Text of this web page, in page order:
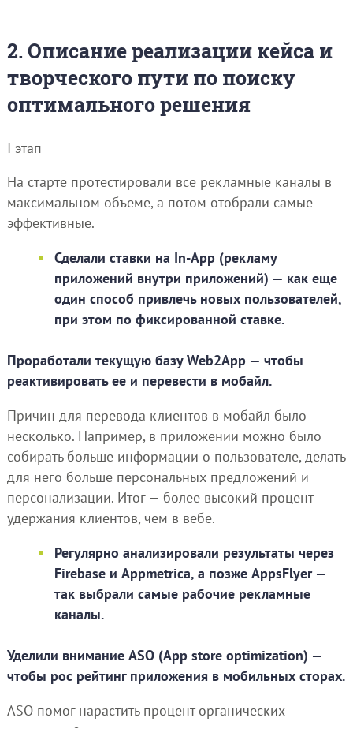
2. Описание реализации кейса и
творческого пути по поиску
оптимального решения
I этап
На старте протестировали все рекламные каналы в
максимальном объеме, а потом отобрали самые
эффективные.
Сделали ставки на In-App (рекламу
приложений внутри приложений) — как еще
один способ привлечь новых пользователей,
при этом по фиксированной ставке.
Проработали текущую базу Web2App — чтобы
реактивировать ее и перевести в мобайл.
Причин для перевода клиентов в мобайл было
несколько. Например, в приложении можно было
собирать больше информации о пользователе, делать
для него больше персональных предложений и
персонализации. Итог — более высокий процент
удержания клиентов, чем в вебе.
Регулярно анализировали результаты через
Firebase и Appmetrica, а позже AppsFlyer —
так выбрали самые рабочие рекламные
каналы.
Уделили внимание ASO (App store optimization) —
чтобы рос рейтинг приложения в мобильных сторах.
ASO помог нарастить процент органических